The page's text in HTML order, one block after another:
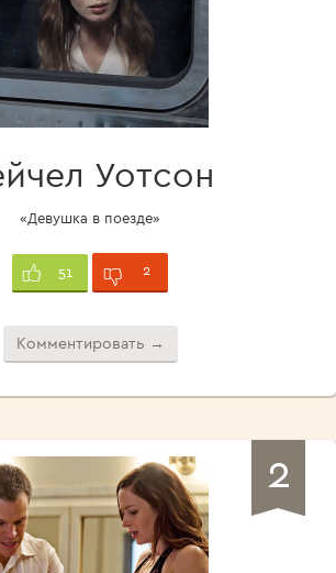
Уотсон
«Девушка в поезде»
51 2
Комментировать →
2